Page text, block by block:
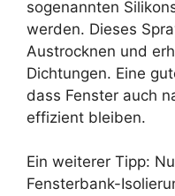
sogenannten
werden. Dieses
Austrocknen und
Dichtungen. Eine
dass Fenster auch
effizient bleiben.
Ein weiterer Tipp:
Fensterbank-